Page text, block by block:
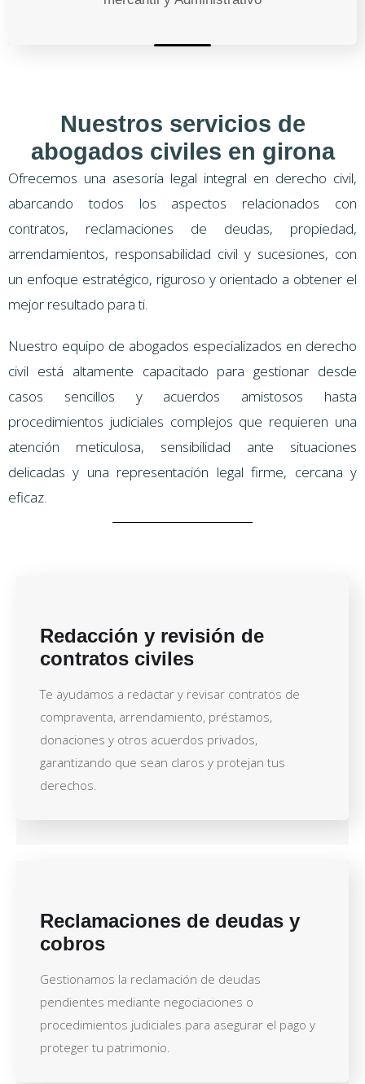
Nuestros servicios de
abogados civiles en girona
Ofrecemos una asesoría legal integral en derecho civil,
abarcando todos los aspectos relacionados con
contratos, reclamaciones de deudas, propiedad,
arrendamientos, responsabilidad civil y sucesiones, con
un enfoque estratégico, riguroso y orientado a obtener el
mejor resultado para ti.
Nuestro equipo de abogados especializados en derecho
civil está altamente capacitado para gestionar desde
casos sencillos y acuerdos amistosos hasta
procedimientos judiciales complejos que requieren una
atención meticulosa, sensibilidad ante situaciones
delicadas y una representación legal firme, cercana y
eficaz.
Redacción y revisión de
contratos civiles
Te ayudamos a redactar y revisar contratos de
compraventa, arrendamiento, préstamos,
donaciones y otros acuerdos privados,
garantizando que sean claros y protejan tus
derechos.
Reclamaciones de deudas y
cobros
Gestionamos la reclamación de deudas
pendientes mediante negociaciones o
procedimientos judiciales para asegurar el pago y
proteger tu patrimonio.